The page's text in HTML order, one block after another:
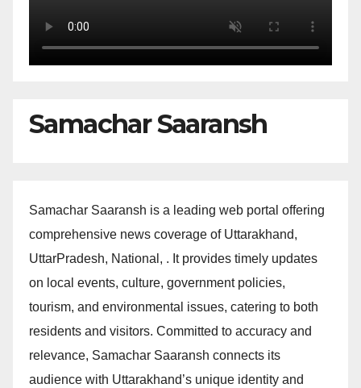
Samachar Saaransh
Samachar Saaransh is a leading web portal offering
comprehensive news coverage of Uttarakhand,
UttarPradesh, National, . It provides timely updates
on local events, culture, government policies,
tourism, and environmental issues, catering to both
residents and visitors. Committed to accuracy and
relevance, Samachar Saaransh connects its
audience with Uttarakhand’s unique identity and